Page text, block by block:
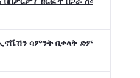
ኢኖቬሽን ሳምንት በታላቅ ድምቀት